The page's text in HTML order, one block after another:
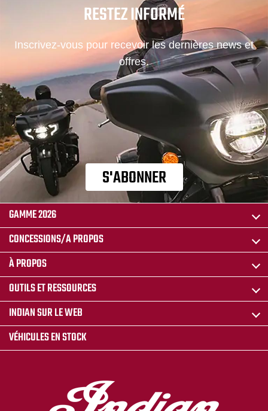
RESTEZ INFORMÉ
Inscrivez-vous pour recevoir les dernières news et
offres.
S'ABONNER
GAMME 2026
CONCESSIONS/A PROPOS
À PROPOS
OUTILS ET RESSOURCES
INDIAN SUR LE WEB
VÉHICULES EN STOCK